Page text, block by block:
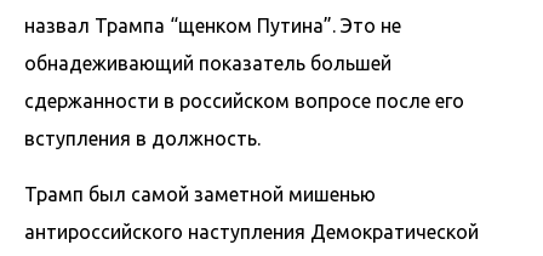
назвал Трампа “щенком Путина”. Это не
обнадеживающий показатель большей
сдержанности в российском вопросе после его
вступления в должность.
Трамп был самой заметной мишенью
антироссийского наступления Демократической